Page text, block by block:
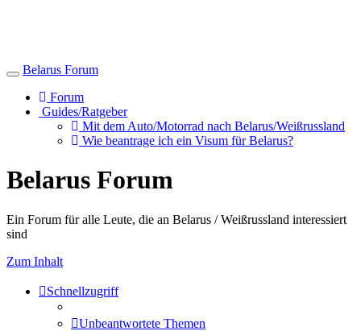
Toggle
navigation
Belarus Forum
Forum
Guides/Ratgeber
Mit dem Auto/Motorrad nach Belarus/Weißrussland
Wie beantrage ich ein Visum für Belarus?
Belarus Forum
Ein Forum für alle Leute, die an Belarus / Weißrussland interessiert
sind
Zum Inhalt
Schnellzugriff
Unbeantwortete Themen